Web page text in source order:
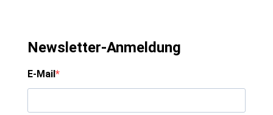
Newsletter-Anmeldung
E-Mail